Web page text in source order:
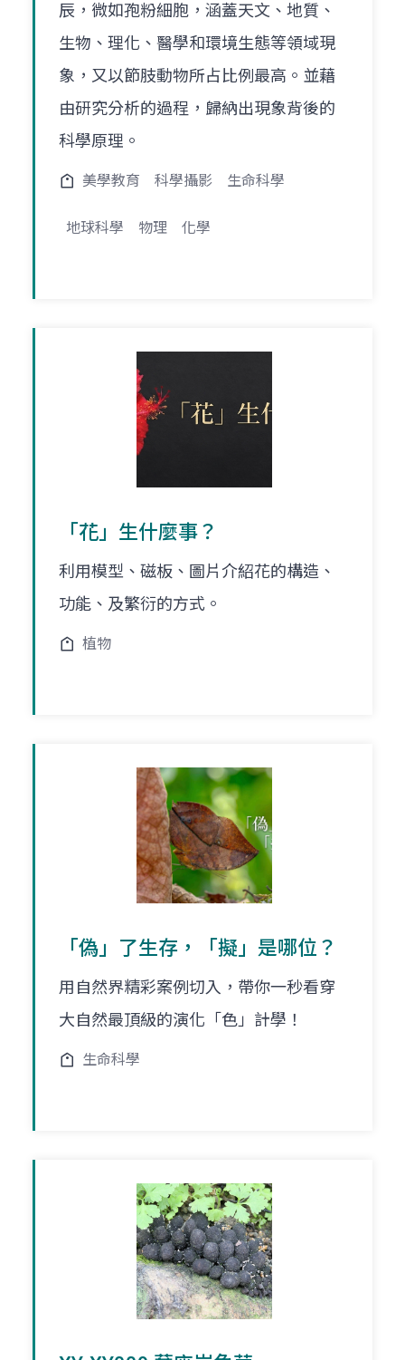
辰，微如孢粉細胞，涵蓋天文、地質、
生物、理化、醫學和環境生態等領域現
象，又以節肢動物所占比例最高。並藉
由研究分析的過程，歸納出現象背後的
科學原理。
美學教育 科學攝影 生命科學
地球科學 物理 化學
「花」生什麼事？
利用模型、磁板、圖片介紹花的構造、
功能、及繁衍的方式。
植物
「偽」了生存，「擬」是哪位？
用自然界精彩案例切入，帶你一秒看穿
大自然最頂級的演化「色」計學！
生命科學